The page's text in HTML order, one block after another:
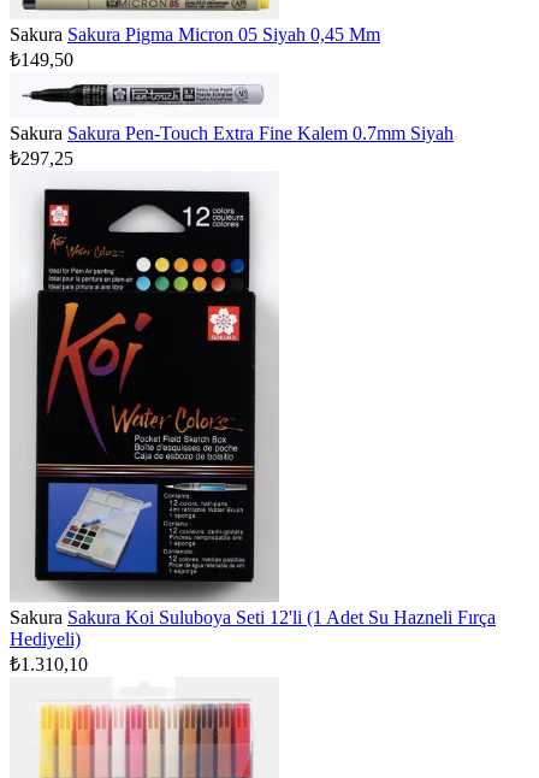
Sakura Sakura Pigma Micron 05 Siyah 0,45 Mm
₺149,50
Sakura Sakura Pen-Touch Extra Fine Kalem 0.7mm Siyah
₺297,25
Sakura Sakura Koi Suluboya Seti 12'li (1 Adet Su Hazneli Fırça
Hediyeli)
₺1.310,10